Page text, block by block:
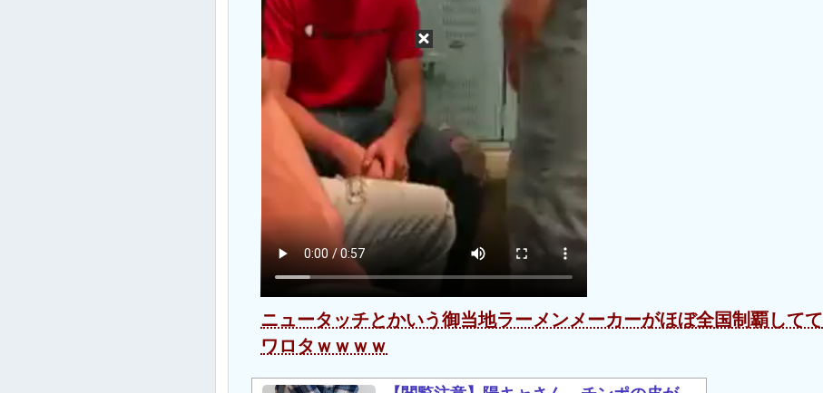
ニュータッチとかいう御当地ラーメンメーカーがほぼ全国制覇してて
ワロタｗｗｗｗ